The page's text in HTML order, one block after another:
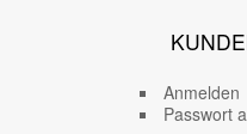
Anmelden
Passwort